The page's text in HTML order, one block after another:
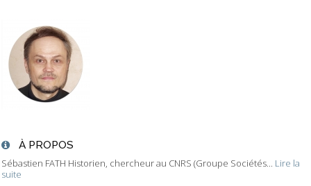
À PROPOS
Sébastien FATH Historien, chercheur au CNRS (Groupe Sociétés... Lire la
suite